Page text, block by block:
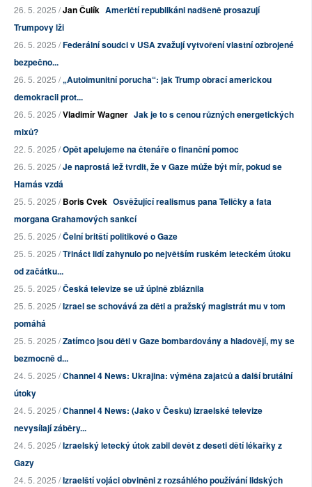
26. 5. 2025 /Jan Čulík Američtí republikáni nadšeně prosazují
Trumpovy lži
26. 5. 2025 /Federální soudci v USA zvažují vytvoření vlastní ozbrojené
bezpečno...
26. 5. 2025 /„Autoimunitní porucha“: jak Trump obrací americkou
demokracii prot...
26. 5. 2025 /Vladimír Wagner Jak je to s cenou různých energetických
mixů?
22. 5. 2025 /Opět apelujeme na čtenáře o finanční pomoc
26. 5. 2025 /Je naprostá lež tvrdit, že v Gaze může být mír, pokud se
Hamás vzdá
25. 5. 2025 /Boris Cvek Osvěžující realismus pana Teličky a fata
morgana Grahamových sankcí
25. 5. 2025 /Čelní britští politikové o Gaze
25. 5. 2025 /Třináct lidí zahynulo po největším ruském leteckém útoku
od začátku...
25. 5. 2025 /Česká televize se už úplně zbláznila
25. 5. 2025 /Izrael se schovává za děti a pražský magistrát mu v tom
pomáhá
25. 5. 2025 /Zatímco jsou děti v Gaze bombardovány a hladovějí, my se
bezmocně d...
24. 5. 2025 /Channel 4 News: Ukrajina: výměna zajatců a další brutální
útoky
24. 5. 2025 /Channel 4 News: (Jako v Česku) izraelské televize
nevysílají záběry...
24. 5. 2025 /Izraelský letecký útok zabil devět z deseti dětí lékařky z
Gazy
24. 5. 2025 /Izraelští vojáci obviněni z rozsáhlého používání lidských